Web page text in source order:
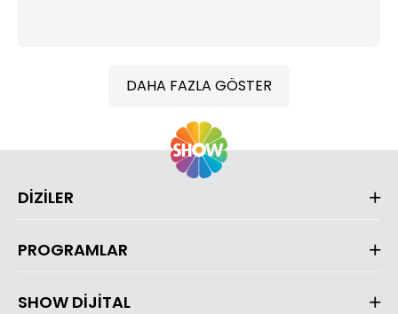
DAHA FAZLA GÖSTER
DİZİLER
PROGRAMLAR
SHOW DİJİTAL